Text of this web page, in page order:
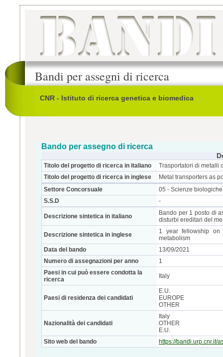
Bandi per assegni di ricerca
CNR - Istituto di ricerca genetica e biomedica
Bando per assegno di ricerca
Titolo del progetto di ricerca in italiano
Trasportatori di metalli
Titolo del progetto di ricerca in inglese
Metal transporters as
Settore Concorsuale
05 - Scienze biologiche
S.S.D
-
Descrizione sintetica in italiano
Bando per 1 posto di
disturbi ereditari del
Descrizione sintetica in inglese
1 year fellowship on
metabolism
Data del bando
13/09/2021
Numero di assegnazioni per anno
1
Paesi in cui può essere condotta la
ricerca
Italy
Paesi di residenza dei candidati
E.U.
EUROPE
OTHER
Nazionalità dei candidati
Italy
OTHER
E.U.
Sito web del bando
https://bandi.urp.cnr.it/